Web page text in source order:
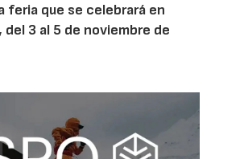
feria que se celebrará en
del 3 al 5 de noviembre de